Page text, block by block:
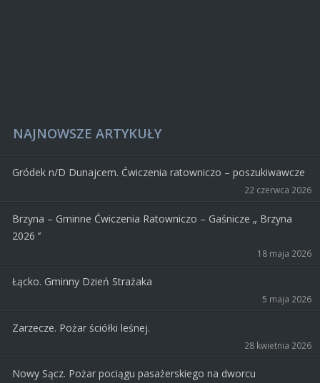
NAJNOWSZE ARTYKUŁY
Gródek n/D Dunajcem. Ćwiczenia ratowniczo – poszukiwawcze
22 czerwca 2026
Brzyna – Gminne Ćwiczenia Ratowniczo – Gaśnicze „ Brzyna
2026 ‘’
18 maja 2026
Łącko. Gminny Dzień Strażaka
5 maja 2026
Zarzecze. Pożar ściółki leśnej.
28 kwietnia 2026
Nowy Sącz. Pożar pociągu pasażerskiego na dworcu